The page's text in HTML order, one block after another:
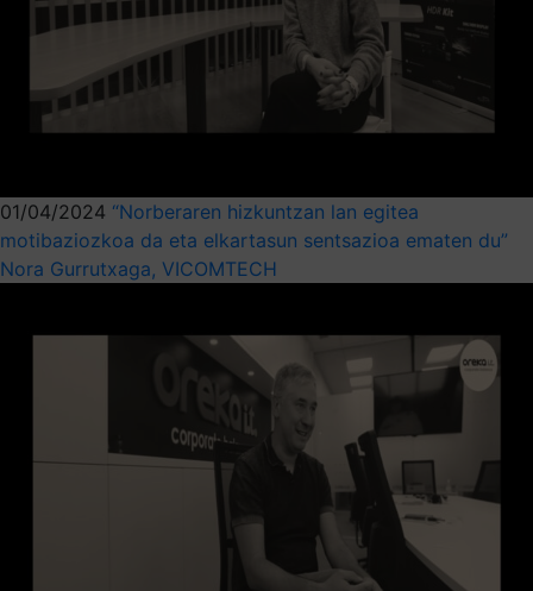
01/04/2024 “Norberaren hizkuntzan lan egitea
motibaziozkoa da eta elkartasun sentsazioa ematen du”
Nora Gurrutxaga, VICOMTECH